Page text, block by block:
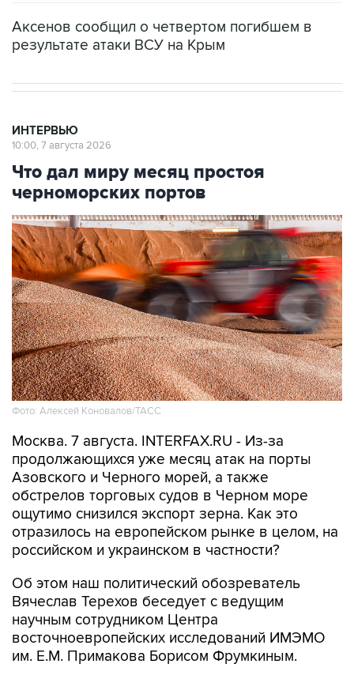
Что дал миру месяц простоя
черноморских портов
Фото: Алексей Коновалов/ТАСС
Москва. 7 августа. INTERFAX.RU - Из-за
Азовского и Черного морей, а также
обстрелов торговых судов в Черном море
ощутимо снизился экспорт зерна. Как это
отразилось на европейском рынке в целом, на
российском и украинском в частности?
Об этом наш политический обозреватель
научным сотрудником Центра
восточноевропейских исследований ИМЭМО
им. Е.М. Примакова Борисом Фрумкиным.
Последствия - в цифрах